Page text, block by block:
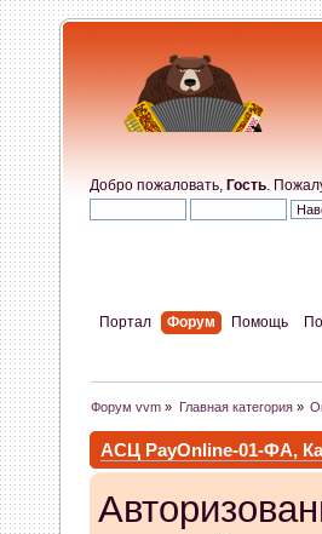
Добро пожаловать, Гость .
Портал Форум Помощь
Форум vvm » Главная категория»
АСЦ PayOnline-01-ФА,